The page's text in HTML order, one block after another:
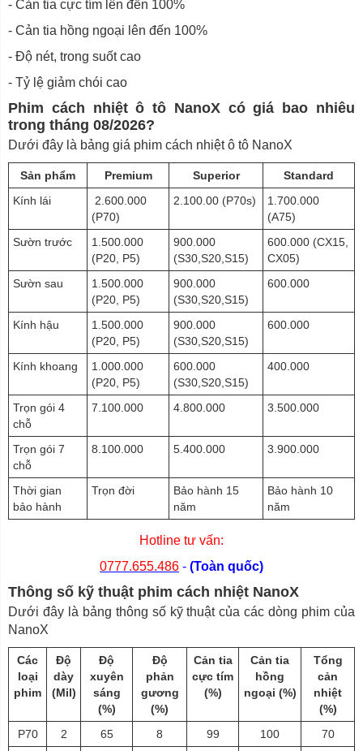
- Cản tia cực tím lên đến 100%
- Cản tia hồng ngoại lên đến 100%
- Độ nét, trong suốt cao
- Tỷ lệ giảm chói cao
Phim cách nhiệt ô tô NanoX có giá bao nhiêu
trong tháng 08/2026?
Dưới đây là bảng giá phim cách nhiệt ô tô NanoX
Sản phẩm Premium Superior
Standard
Kính lái
2.600.000
(P70)
2.100.00 (P70s)
1.700.000
(A75)
Sườn trước
1.500.000
(P20, P5)
900.000
(S30,S20,S15)
600.000 (CX15,
CX05)
Sườn sau
1.500.000
(P20, P5)
900.000
(S30,S20,S15)
600.000
Kính hậu
1.500.000
(P20, P5)
900.000
(S30,S20,S15)
600.000
Kính khoang
1.000.000
(P20, P5)
600.000
(S30,S20,S15)
400.000
Trọn gói 4
chỗ
7.100.000 4.800.000 3.500.000
Trọn gói 7
chỗ
8.100.000 5.400.000 3.900.000
Thời gian
bảo hành
Trọn đời
Bảo hành 15
năm
Bảo hành 10
năm
Hotline tư vấn:
0777.655.486 - (Toàn quốc)
Thông số kỹ thuật phim cách nhiệt NanoX
Dưới đây là bảng thông số kỹ thuật của các dòng phim của
NanoX
Các
loại
phim
Độ
dày
(Mil)
Độ
xuyên
sáng
(%)
Độ
phản
gương
(%)
Cản tia
cực tím
(%)
Cản tia
hồng
ngoại (%)
Tổng
cản
nhiệt
(%)
P70
2 65 8 99 100
70